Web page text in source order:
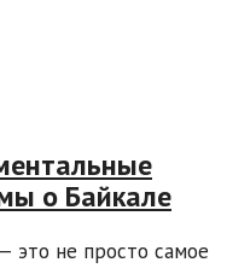
о Байкале
это не просто самое